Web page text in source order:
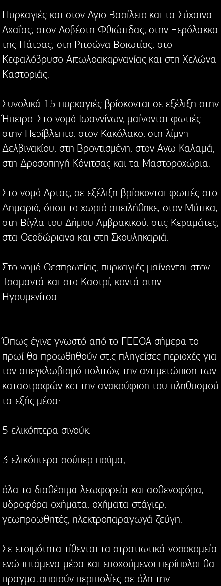
Πυρκαγιές και στον Αγιο Βασίλειο και τα Σύχαινα
Αχαΐας, στον Ασβέστη Φθιώτιδας, στην Ξερόλακκα
της Πάτρας, στη Ριτσώνα Βοιωτίας, στο
Κεφαλόβρυσο Αιτωλοακαρνανίας και στη Χελώνα
Καστοριάς.
Συνολικά 15 πυρκαγιές βρίσκονται σε εξέλιξη στην
Ήπειρο. Στο νομό Ιωαννίνων, μαίνονται φωτιές
στην Περίβλεπτο, στον Κακόλακο, στη λίμνη
Δελβινακίου, στη Βροντισμένη, στον Ανω Καλαμά,
στη Δροσοπηγή Κόνιτσας και τα Μαστοροχώρια.
Στο νομό Αρτας, σε εξέλιξη βρίσκονται φωτιές στο
Δημαριό, όπου το χωριό απειλήθηκε, στον Μύτικα,
στη Βίγλα του Δήμου Αμβρακικού, στις Κεραμάτες,
στα Θεοδώριανα και στη Σκουληκαριά.
Στο νομό Θεσπρωτίας, πυρκαγιές μαίνονται στον
Τσαμαντά και στο Καστρί, κοντά στην
Ηγουμενίτσα.
Όπως έγινε γνωστό από το ΓΕΕΘΑ σήμερα το
πρωί θα προωθηθούν στις πληγείσες περιοχές για
τον απεγκλωβισμό πολιτών, την αντιμετώπιση των
καταστροφών και την ανακούφιση του πληθυσμού
τα εξής μέσα:
5 ελικόπτερα σινούκ.
3 ελικόπτερα σούπερ πούμα,
όλα τα διαθέσιμα λεωφορεία και ασθενοφόρα,
υδροφόρα οχήματα, οχήματα στάγιερ,
γεωπροωθητές, ηλεκτροπαραγωγά ζεύγη.
Σε ετοιμότητα τίθενται τα στρατιωτικά νοσοκομεία
ενώ ιπτάμενα μέσα και εποχούμενοι περίπολοι θα
πραγματοποιούν περιπολίες σε όλη την